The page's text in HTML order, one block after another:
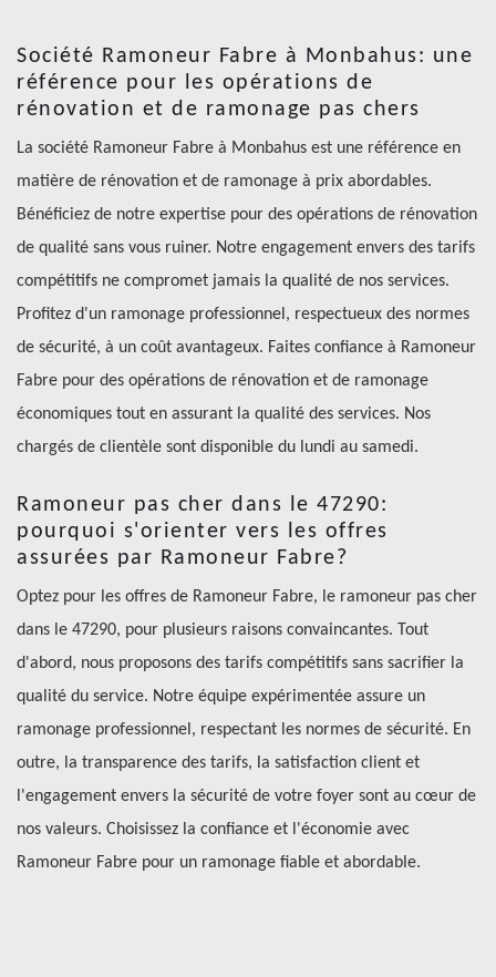
Société Ramoneur Fabre à Monbahus: une
référence pour les opérations de
rénovation et de ramonage pas chers
La société Ramoneur Fabre à Monbahus est une référence en
matière de rénovation et de ramonage à prix abordables.
Bénéficiez de notre expertise pour des opérations de rénovation
de qualité sans vous ruiner. Notre engagement envers des tarifs
compétitifs ne compromet jamais la qualité de nos services.
Profitez d'un ramonage professionnel, respectueux des normes
de sécurité, à un coût avantageux. Faites confiance à Ramoneur
Fabre pour des opérations de rénovation et de ramonage
économiques tout en assurant la qualité des services. Nos
chargés de clientèle sont disponible du lundi au samedi.
Ramoneur pas cher dans le 47290:
pourquoi s'orienter vers les offres
assurées par Ramoneur Fabre?
Optez pour les offres de Ramoneur Fabre, le ramoneur pas cher
dans le 47290, pour plusieurs raisons convaincantes. Tout
d'abord, nous proposons des tarifs compétitifs sans sacrifier la
qualité du service. Notre équipe expérimentée assure un
ramonage professionnel, respectant les normes de sécurité. En
outre, la transparence des tarifs, la satisfaction client et
l'engagement envers la sécurité de votre foyer sont au cœur de
nos valeurs. Choisissez la confiance et l'économie avec
Ramoneur Fabre pour un ramonage fiable et abordable.